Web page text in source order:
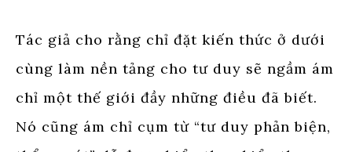
Tác giả cho rằng chỉ đặt kiến thức ở dưới
cùng làm nền tảng cho tư duy sẽ ngầm ám
chỉ một thế giới đầy những điều đã biết.
Nó cũng ám chỉ cụm từ “tư duy phản biện,